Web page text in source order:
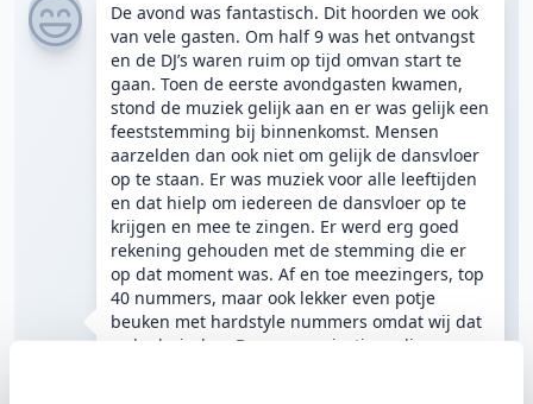
De avond was fantastisch. Dit hoorden we ook
van vele gasten. Om half 9 was het ontvangst
en de DJ’s waren ruim op tijd omvan start te
gaan. Toen de eerste avondgasten kwamen,
stond de muziek gelijk aan en er was gelijk een
feeststemming bij binnenkomst. Mensen
aarzelden dan ook niet om gelijk de dansvloer
op te staan. Er was muziek voor alle leeftijden
en dat hielp om iedereen de dansvloer op te
krijgen en mee te zingen. Er werd erg goed
rekening gehouden met de stemming die er
op dat moment was. Af en toe meezingers, top
40 nummers, maar ook lekker even potje
beuken met hardstyle nummers omdat wij dat
zo leuk vinden. De communicatie verliep erg